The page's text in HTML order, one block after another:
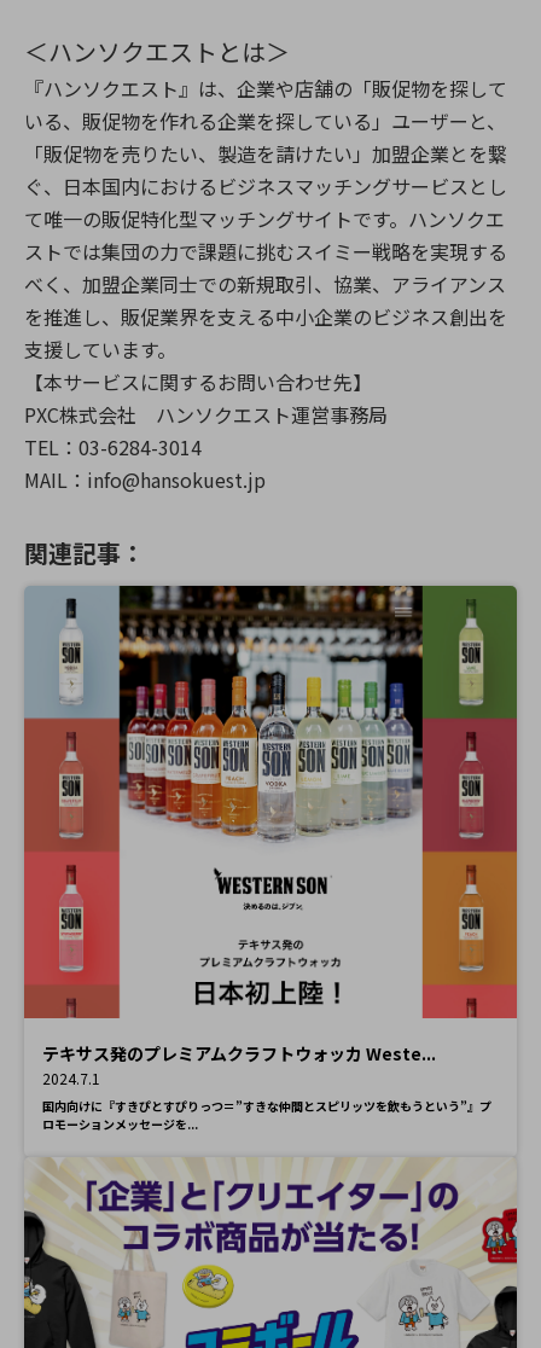
＜ハンソクエストとは＞
『ハンソクエスト』は、企業や店舗の「販促物を探して
いる、販促物を作れる企業を探している」ユーザーと、
「販促物を売りたい、製造を請けたい」加盟企業とを繋
ぐ、日本国内におけるビジネスマッチングサービスとし
て唯一の販促特化型マッチングサイトです。ハンソクエ
ストでは集団の力で課題に挑むスイミー戦略を実現する
べく、加盟企業同士での新規取引、協業、アライアンス
を推進し、販促業界を支える中小企業のビジネス創出を
支援しています。
【本サービスに関するお問い合わせ先】
PXC株式会社 ハンソクエスト運営事務局
TEL：03-6284-3014
MAIL：info@hansokuest.jp
関連記事：
テキサス発のプレミアムクラフトウォッカ Weste...
2024.7.1
国内向けに『すきぴとすぴりっつ＝”すきな仲間とスピリッツを飲もうという”』プ
ロモーションメッセージを...